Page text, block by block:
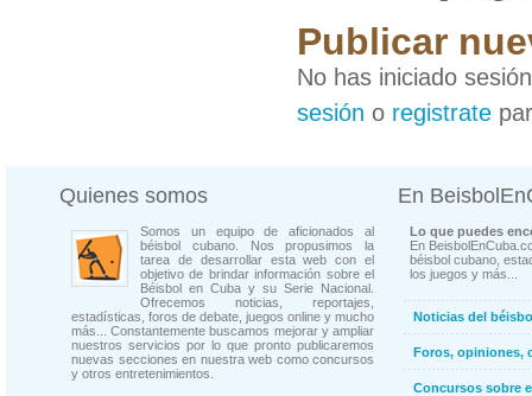
Publicar
No has iniciado
sesión o registrate
Quienes somos
Somos un equipo de aficionados al
béisbol cubano. Nos propusimos la
tarea de desarrollar esta web con el
objetivo de brindar información sobre el
Béisbol en Cuba y su Serie Nacional.
Ofrecemos noticias, reportajes,
estadísticas, foros de debate, juegos online y mucho
más... Constantemente buscamos mejorar y ampliar
nuestros servicios por lo que pronto publicaremos
nuevas secciones en nuestra web como concursos
y otros entretenimientos.
En
Lo que puedes
En
béisbol cubano,
los juegos y más...
Noticias del
Foros, opiniones,
Concursos sobre